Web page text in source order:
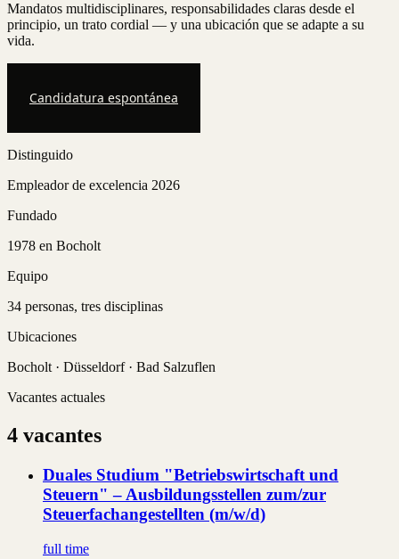
Mandatos multidisciplinares, responsabilidades claras desde el
principio, un trato cordial — y una ubicación que se adapte a su
vida.
Candidatura espontánea
Distinguido
Empleador de excelencia 2026
Fundado
1978 en Bocholt
Equipo
34 personas, tres disciplinas
Ubicaciones
Bocholt · Düsseldorf · Bad Salzuflen
Vacantes actuales
4 vacantes
Duales Studium "Betriebswirtschaft und
Steuern" – Ausbildungsstellen zum/zur
Steuerfachangestellten (m/w/d)
full time